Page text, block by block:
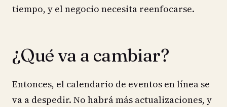
tiempo, y el negocio necesita reenfocarse.
¿Qué va a cambiar?
Entonces, el calendario de eventos en línea se
va a despedir. No habrá más actualizaciones, y